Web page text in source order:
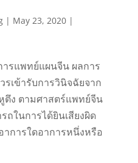
| May 23, 2020|
รแพทย์แผนจีน ผลการ
เข้ารับการวินิจฉัยจาก
ตึง ตามศาสตร์แพทย์จีน
ถในการได้ยินเสียงผิด
าการใดอาการหนึ่งหรือ